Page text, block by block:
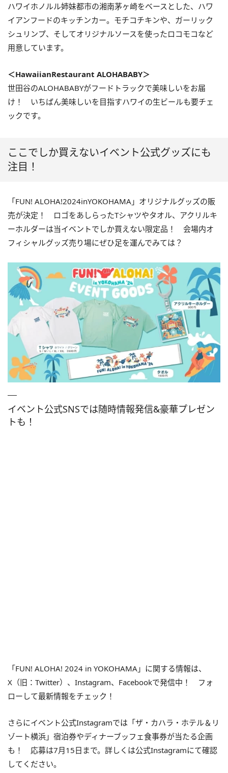
ハワイホノルル姉妹都市の湘南茅ヶ崎をベースとした、ハワ
イアンフードのキッチンカー。モチコチキンや、ガーリック
シュリンプ、そしてオリジナルソースを使ったロコモコなど
用意しています。
＜HawaiianRestaurant ALOHABABY＞
世田谷のALOHABABYがフードトラックで美味しいをお届
け！ いちばん美味しいを目指すハワイの生ビールも要チェ
ックです。
ここでしか買えないイベント公式グッズにも
注目！
「FUN! ALOHA!2024inYOKOHAMA」オリジナルグッズの販
売が決定！ ロゴをあしらったTシャツやタオル、アクリルキ
ーホルダーは当イベントでしか買えない限定品！ 会場内オ
フィシャルグッズ売り場にぜひ足を運んでみては？
イベント公式SNSでは随時情報発信&豪華プレゼン
トも！
「FUN! ALOHA! 2024 in YOKOHAMA」に関する情報は、
X（旧：Twitter）、Instagram、Facebookで発信中！ フォ
ローして最新情報をチェック！
さらにイベント公式Instagramでは「ザ・カハラ・ホテル＆リ
ゾート横浜」宿泊券やディナーブッフェ食事券が当たる企画
も！ 応募は7月15日まで。詳しくは公式Instagramにて確認
してください。